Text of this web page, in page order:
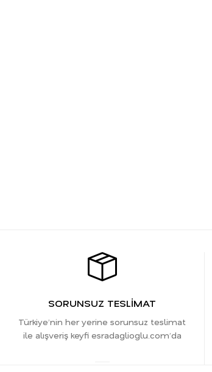
SORUNSUZ TESLİMAT
Türkiye’nin her yerine sorunsuz teslimat
ile alışveriş keyfi esradaglioglu.com’da